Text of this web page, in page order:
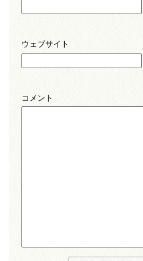
ウェブサイト
コメント